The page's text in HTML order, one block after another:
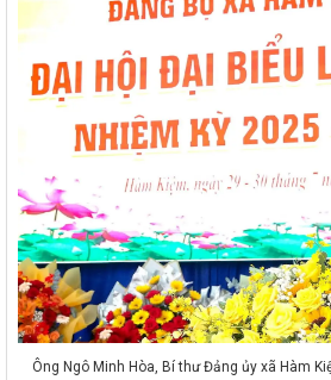
Ông Ngô Minh Hòa, Bí thư Đảng ủy xã Hàm